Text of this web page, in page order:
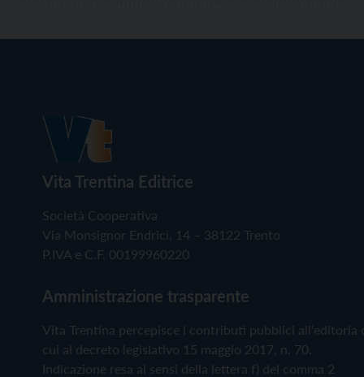
Vita Trentina Editrice
Società Cooperativa
Via Monsignor Endrici, 14 – 38122 Trento
P.IVA e C.F. 00199960220
Amministrazione trasparente
Vita Trentina percepisce i contributi pubblici all'editoria
cui al decreto legislativo 15 maggio 2017, n. 70.
Indicazione resa ai sensi della lettera f) del comma 2